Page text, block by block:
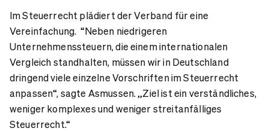
Im Steuerrecht plädiert der Verband für eine
Vereinfachung. “Neben niedrigeren
Unternehmenssteuern, die einem internationalen
Vergleich standhalten, müssen wir in Deutschland
dringend viele einzelne Vorschriften im Steuerrecht
anpassen“, sagte Asmussen. „Ziel ist ein verständliches,
weniger komplexes und weniger streitanfälliges
Steuerrecht.“